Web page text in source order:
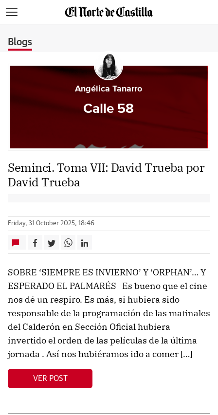
Blogs
Angélica Tanarro
Calle 58
Seminci. Toma VII: David Trueba por
David Trueba
Friday, 31 October 2025, 18:46
SOBRE ‘SIEMPRE ES INVIERNO’ Y ‘ORPHAN’… Y
ESPERADO EL PALMARÉS Es bueno que el cine
nos dé un respiro. Es más, si hubiera sido
responsable de la programación de las matinales
del Calderón en Sección Oficial hubiera
invertido el orden de las películas de la última
jornada . Así nos hubiéramos ido a comer […]
VER POST